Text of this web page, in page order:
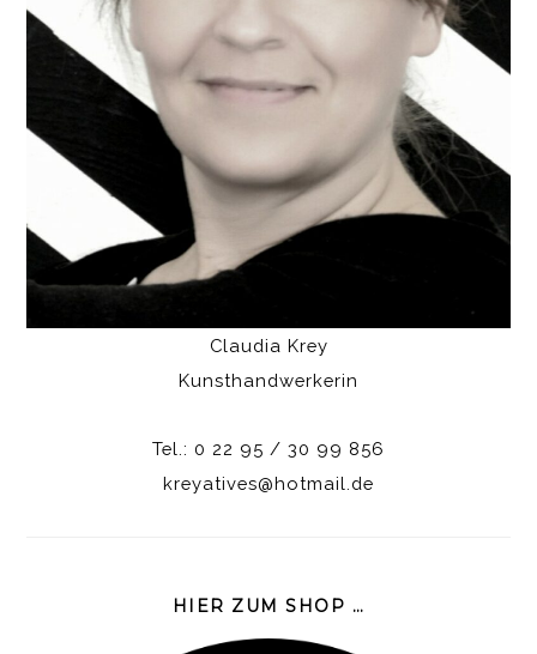
Claudia Krey
Kunsthandwerkerin
Tel.: 0 22 95 / 30 99 856
kreyatives@hotmail.de
HIER ZUM SHOP …